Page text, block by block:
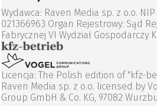
Wydawca: Raven Media sp. z o.o. NIP
021366963 Organ Rejestrowy: Sąd
Fabrycznej VI Wydział Gospodarczy
Licencja: The Polish edition of "kfz-
Raven Media sp. z o.o. licensed by
Group GmbH & Co. KG, 97082